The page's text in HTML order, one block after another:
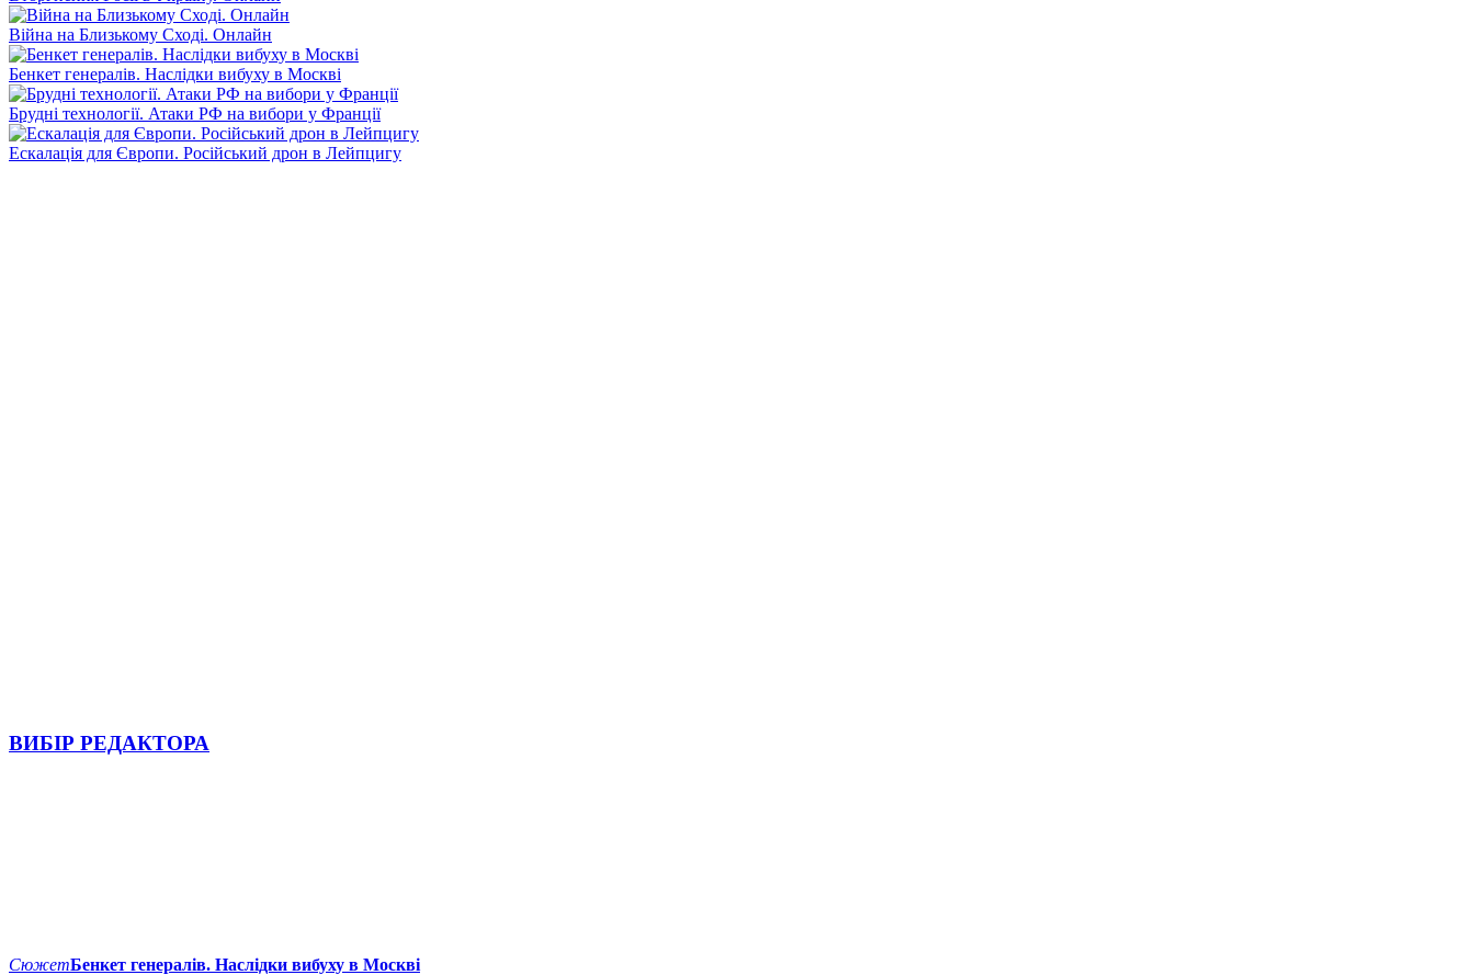
Війна на Близькому Сході. Онлайн
Бенкет генералів. Наслідки вибуху в Москві
Брудні технології. Атаки РФ на вибори у Франції
Ескалація для Європи. Російський дрон в Лейпцигу
ВИБІР РЕДАКТОРА
СюжетБенкет генералів. Наслідки вибуху в Москві